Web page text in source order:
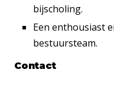
bijscholing.
Een enthousiast
bestuursteam.
Contact